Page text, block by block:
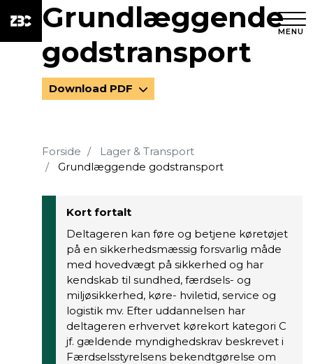
MENU
Grundlæggende
godstransport
Download PDF
Forside
Lager & Transport
Grundlæggende godstransport
Kort fortalt
Deltageren kan føre og betjene køretøjet
på en sikkerhedsmæssig forsvarlig måde
med hovedvægt på sikkerhed og har
kendskab til sundhed, færdsels- og
miljøsikkerhed, køre- hviletid, service og
logistik mv. Efter uddannelsen har
deltageren erhvervet kørekort kategori C
jf. gældende myndighedskrav beskrevet i
Færdselsstyrelsens bekendtgørelse om